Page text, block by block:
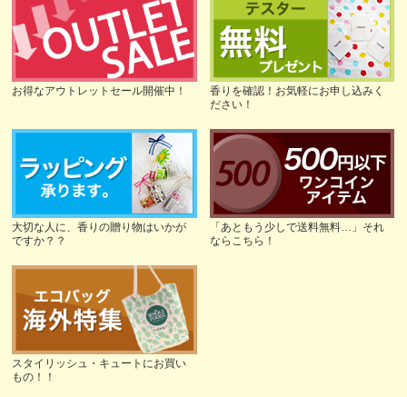
お得なアウトレットセール開催中！
香りを確認！お気軽にお申し込みく
ださい！
大切な人に、香りの贈り物はいかが
ですか？？
「あともう少しで送料無料…」それ
ならこちら！
スタイリッシュ・キュートにお買い
もの！！